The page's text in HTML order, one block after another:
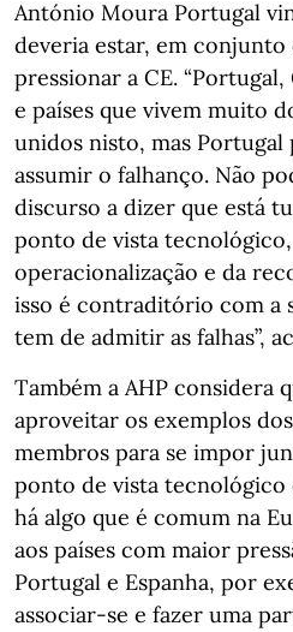
António Moura Portugal
deveria estar, em conjunto
pressionar a CE.
e países que vivem muito
unidos nisto, mas Portugal
assumir o falhanço. Não
discurso a dizer que está
ponto de vista
operacionalização e da
isso é contraditório com a
tem de admitir as falhas”,
Também a AHP considera
aproveitar os exemplos
membros para se impor
ponto de vista tecnológico
há algo que é comum na
aos países com maior
Portugal e Espanha, por
associar-se e fazer uma